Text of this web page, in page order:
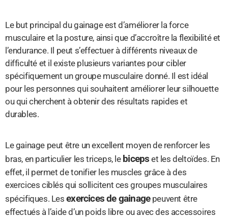
Le but principal du gainage est d’améliorer la force
musculaire et la posture, ainsi que d’accroître la flexibilité et
l’endurance. Il peut s’effectuer à différents niveaux de
difficulté et il existe plusieurs variantes pour cibler
spécifiquement un groupe musculaire donné. Il est idéal
pour les personnes qui souhaitent améliorer leur silhouette
ou qui cherchent à obtenir des résultats rapides et
durables.
Le gainage peut être un excellent moyen de renforcer les
bras, en particulier les triceps, le biceps et les deltoïdes. En
effet, il permet de tonifier les muscles grâce à des
exercices ciblés qui sollicitent ces groupes musculaires
spécifiques. Lesexercices de gainagepeuvent être
effectués à l’aide d’un poids libre ou avec des accessoires